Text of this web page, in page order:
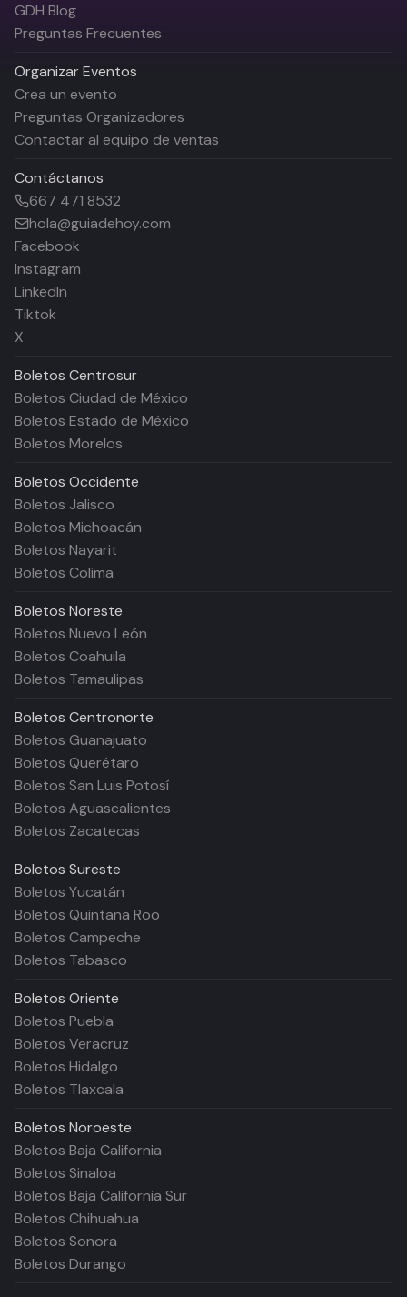
GDH Blog
Preguntas Frecuentes
Organizar Eventos
Crea un evento
Preguntas Organizadores
Contactar al equipo de ventas
Contáctanos
667 471 8532
hola@guiadehoy.com
Facebook
Instagram
LinkedIn
Tiktok
X
Boletos Centrosur
Boletos Ciudad de México
Boletos Estado de México
Boletos Morelos
Boletos Occidente
Boletos Jalisco
Boletos Michoacán
Boletos Nayarit
Boletos Colima
Boletos Noreste
Boletos Nuevo León
Boletos Coahuila
Boletos Tamaulipas
Boletos Centronorte
Boletos Guanajuato
Boletos Querétaro
Boletos San Luis Potosí
Boletos Aguascalientes
Boletos Zacatecas
Boletos Sureste
Boletos Yucatán
Boletos Quintana Roo
Boletos Campeche
Boletos Tabasco
Boletos Oriente
Boletos Puebla
Boletos Veracruz
Boletos Hidalgo
Boletos Tlaxcala
Boletos Noroeste
Boletos Baja California
Boletos Sinaloa
Boletos Baja California Sur
Boletos Chihuahua
Boletos Sonora
Boletos Durango